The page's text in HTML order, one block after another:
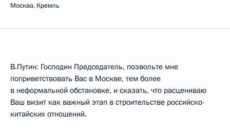
Москва, Кремль
В.Путин: Господин Председатель, позвольте мне
поприветствовать Вас в Москве, тем более
в неформальной обстановке, и сказать, что расцениваю
Ваш визит как важный этап в строительстве российско-
китайских отношений.